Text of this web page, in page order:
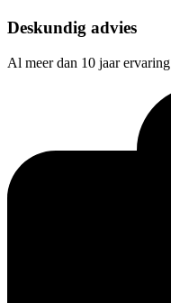
Deskundig advies
Al meer dan 10 jaar ervaring